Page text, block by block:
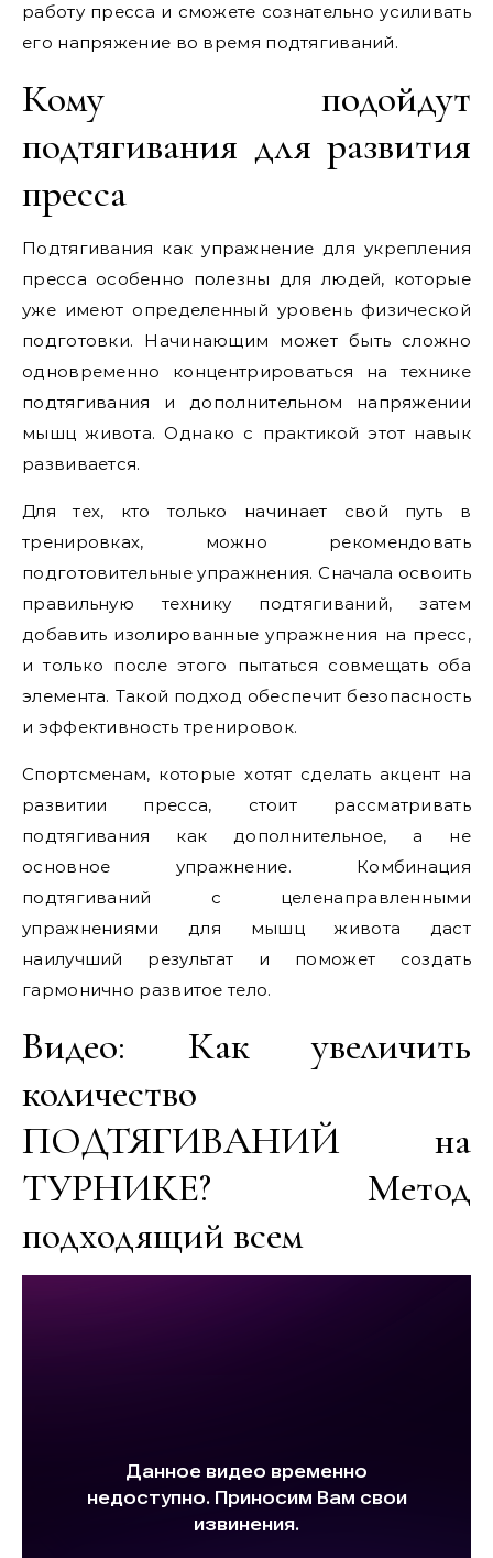
работу пресса и сможете сознательно усиливать
его напряжение во время подтягиваний.
Кому подойдут
подтягивания для развития
пресса
Подтягивания как упражнение для укрепления
пресса особенно полезны для людей, которые
уже имеют определенный уровень физической
подготовки. Начинающим может быть сложно
одновременно концентрироваться на технике
подтягивания и дополнительном напряжении
мышц живота. Однако с практикой этот навык
развивается.
Для тех, кто только начинает свой путь в
тренировках, можно рекомендовать
подготовительные упражнения. Сначала освоить
правильную технику подтягиваний, затем
добавить изолированные упражнения на пресс,
и только после этого пытаться совмещать оба
элемента. Такой подход обеспечит безопасность
и эффективность тренировок.
Спортсменам, которые хотят сделать акцент на
развитии пресса, стоит рассматривать
подтягивания как дополнительное, а не
основное упражнение. Комбинация
подтягиваний с целенаправленными
упражнениями для мышц живота даст
наилучший результат и поможет создать
гармонично развитое тело.
Видео: Как увеличить
количество
ПОДТЯГИВАНИЙ на
ТУРНИКЕ? Метод
подходящий всем